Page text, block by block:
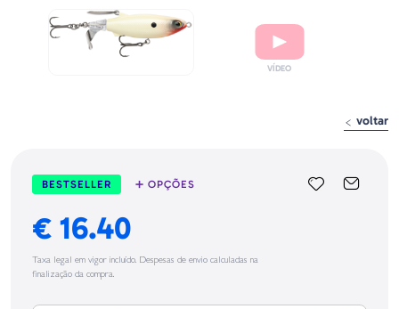
voltar
BESTSELLER ➕ OPÇÕES
€ 16.40
Taxa legal em vigor incluído. Despesas de envio calculadas na
finalização da compra.